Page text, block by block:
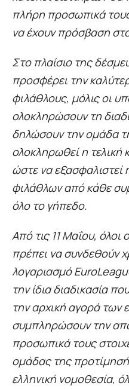
πλήρη προσωπικά
να έχουν πρόσβαση
Στο πλαίσιο της
προσφέρει την
φιλάθλους, μόλις οι
ολοκληρώσουν τη
δηλώσουν την ομάδα
ολοκληρωθεί η
ώστε να εξασφαλιστεί
φιλάθλων από κάθε
όλο το γήπεδο.
Από τις 11 Μαΐου, όλοι
πρέπει να συνδεθούν
λογαριασμό
την ίδια διαδικασία
την αρχική αγορά των
συμπληρώσουν την
προσωπικά τους
ομάδας της
ελληνική νομοθεσία,